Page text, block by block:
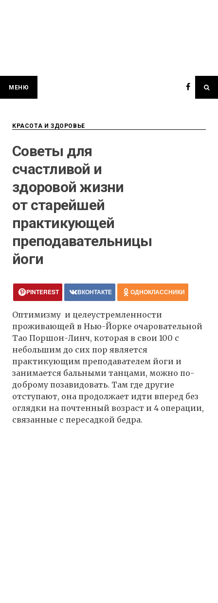
МЕНЮ
КРАСОТА И ЗДОРОВЬЕ
Советы для
счастливой и
здоровой жизни
от старейшей
практикующей
преподавательницы
йоги
PINTEREST ВКОНТАКТЕ ОДНОКЛАССНИКИ
Оптимизму и целеустремленности
проживающей в Нью-Йорке очаровательной
Тао Поршон-Линч, которая в свои 100 с
небольшим до сих пор является
практикующим преподавателем йоги и
занимается бальными танцами, можно по-
доброму позавидовать. Там где другие
отступают, она продолжает идти вперед без
оглядки на почтенный возраст и 4 операции,
связанные с пересадкой бедра.